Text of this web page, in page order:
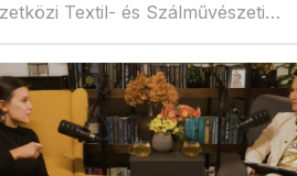
Textil- és Szálművészeti